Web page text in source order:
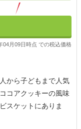
月09日時点 での税込価格
から子どもまで人気
コアクッキーの風味
スケットにありま